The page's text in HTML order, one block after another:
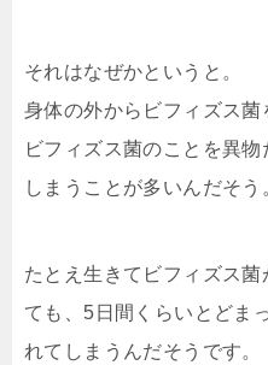
それはなぜかというと。
身体の外からビフィズス菌
ビフィズス菌のことを異
しまう ことが多いんだそう
たとえ生きてビフィズス
ても、5日間くらいとどま
れてしまうんだそうです。